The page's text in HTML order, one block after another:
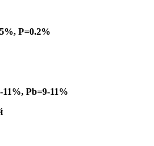
P=0.2%
Pb=9-11%